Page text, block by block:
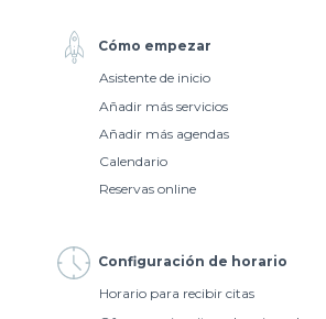
Cómo empezar
Asistente de inicio
Añadir más servicios
Añadir más agendas
Calendario
Reservas online
Configuración de horario
Horario para recibir citas